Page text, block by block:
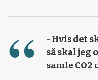
- Hvis det
så skal jeg
samle CO2